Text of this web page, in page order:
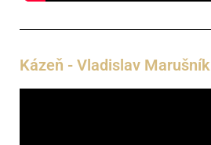
Kázeň - Vladislav Marušník